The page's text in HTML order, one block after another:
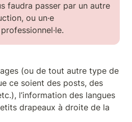
faudra passer par un autre
ou un·e
(ou de tout autre type de
ce soient des posts, des
l’information des langues
drapeaux à droite de la